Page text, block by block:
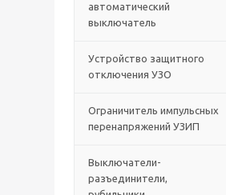
автоматический
выключатель
Устройство защитного
отключения УЗО
Ограничитель импульсных
перенапряжений УЗИП
Выключатели-
разъединители,